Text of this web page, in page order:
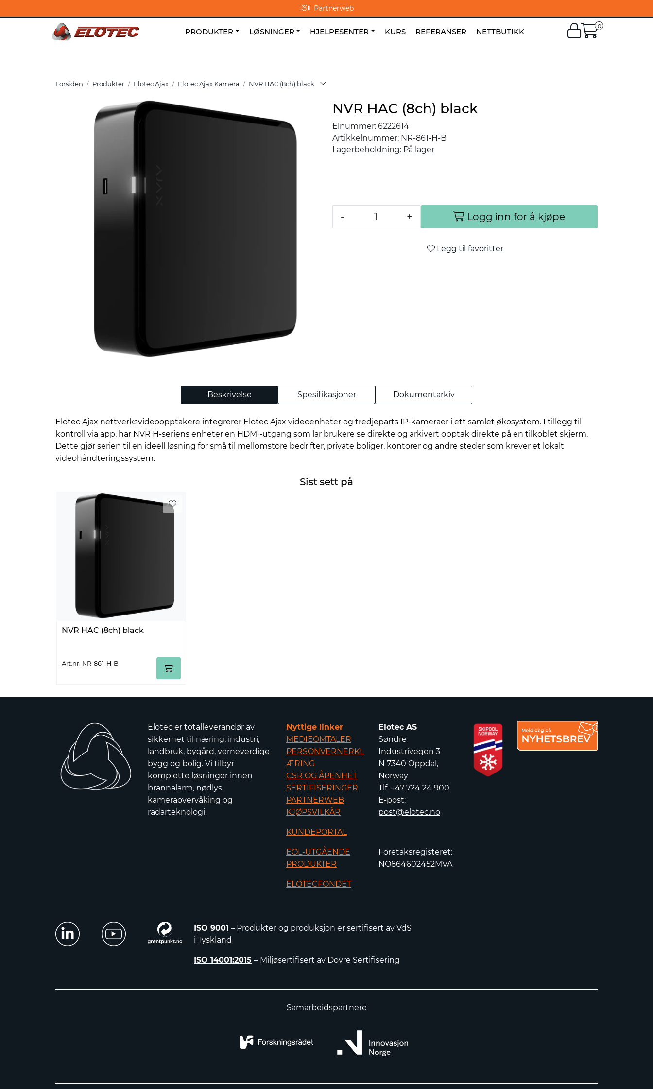
Partnerweb
Kontakt | Jobb hos oss Aktuelt | Om oss Favoritter NO|EN|FI
PRODUKTER LØSNINGER HJELPESENTER KURS REFERANSER NETTBUTIKK
0
Forsiden Produkter Elotec Ajax Elotec Ajax Kamera NVR HAC (8ch) black
NVR HAC (8ch) black
Elnummer: 6222614
Artikkelnummer: NR-861-H-B
Lagerbeholdning: På lager
- + Logg inn for å kjøpe
Legg til favoritter
Beskrivelse Spesifikasjoner Dokumentarkiv
Elotec Ajax nettverksvideoopptakere integrerer Elotec Ajax videoenheter og tredjeparts IP-kameraer i ett samlet økosystem. I tillegg til
kontroll via app, har NVR H-seriens enheter en HDMI-utgang som lar brukere se direkte og arkivert opptak direkte på en tilkoblet skjerm.
Dette gjør serien til en ideell løsning for små til mellomstore bedrifter, private boliger, kontorer og andre steder som krever et lokalt
videohåndteringssystem.
Sist sett på
NVR HAC (8ch) black
Art.nr: NR-861-H-B
Elotec er totalleverandør av
sikkerhet til næring, industri,
landbruk, bygård, verneverdige
bygg og bolig. Vi tilbyr
komplette løsninger innen
brannalarm, nødlys,
kameraovervåking og
radarteknologi.
Nyttige linker
MEDIEOMTALER
PERSONVERNERKL
ÆRING
CSR OG ÅPENHET
SERTIFISERINGER
PARTNERWEB
KJØPSVILKÅR
KUNDEPORTAL
EOL-UTGÅENDE
PRODUKTER
ELOTECFONDET
Elotec AS
Søndre
Industrivegen 3
N 7340 Oppdal,
Norway
Tlf. +47 724 24 900
E-post:
post@elotec.no
Foretaksregisteret:
NO864602452MVA
ISO 9001 – Produkter og produksjon er sertifisert av VdS
i Tyskland
ISO 14001:2015 – Miljøsertifisert av Dovre Sertifisering
Samarbeidspartnere